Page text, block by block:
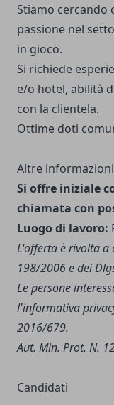
Stiamo cercando
passione nel
in gioco.
Si richiede
e/o hotel, abilità
con la clientela.
Ottime doti
Altre informazioni
Si offre iniziale
chiamata con
Luogo di lavoro:
L'offerta è rivolta a
198/2006 e dei
Le persone
l'informativa
2016/679.
Aut. Min. Prot. N.
Candidati